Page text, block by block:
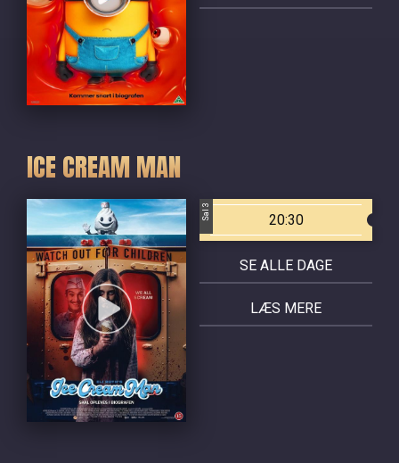
ICE CREAM MAN
Sal 3 20:30
SE ALLE DAGE
LÆS MERE